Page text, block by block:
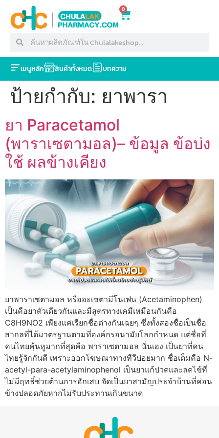
0
เมนูหลัก สินค้าทั้งหมด บทความ
ป้ายกำกับ: ยาพารา
ยา Paracetamol
(พาราเซตามอล)– ข้อมูล ข้อบ่ง
ใช้ ผลข้างเคียง
ยาพาราเซตามอล หรืออะเซตามีโนเฟน (Acetaminophen)
เป็นคือยาตัวเดียวกันและมีสูตรทางเคมีเหมือนกันคือ
C8H9NO2 เพียงแค่เรียกชื่อต่างกันเฉยๆ ซึ่งทั้งสองชื่อเป็นชื่อ
สากลที่ได้มาตรฐานตามที่องค์กรอนามัยโลกกำหนด แต่ชื่อที่
คนไทยคุ้นหูมากที่สุดคือ พาราเซตามอล นั่นเอง เป็นยาที่คน
ไทยรู้จักกันดี เพราะออกโฆษณาทางทีวีบ่อยมาก ชื่อเต็มคือ N-
acetyl-para-acetylaminophenol เป็นยาแก้ปวดและลดไข้ที่
ไม่มีฤทธิ์ช่วยต้านการอักเสบ จัดเป็นยาสามัญประจำบ้านที่ค่อน
ข้างปลอดภัยหากไม่รับประทานเกินขนาด